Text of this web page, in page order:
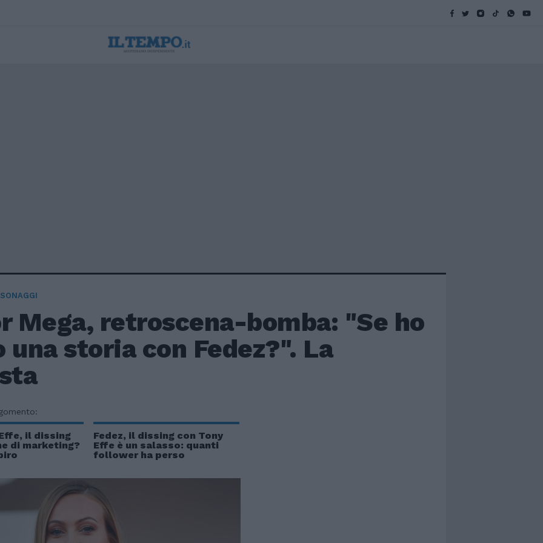
Mega, retroscena-bomba: "Se ho
una storia con Fedez?". La
il dissing
di marketing?
Fedez, il dissing con Tony
Effe è un salasso: quanti
follower ha perso